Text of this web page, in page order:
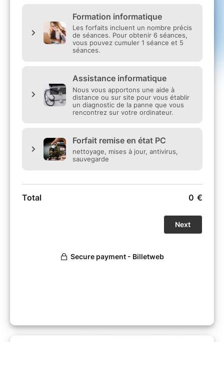
Assistance à distance ou intervention
sur site.
Toute autre panne ou
dysfonctionnement informatique.
carte bancairevia une plateforme de paiement
entièrement sécurisée. Le paiement permet de
confirmer votre demande et de déclencher sa
prise en charge par notre équipe.
dossier est enregistré et traité en priorité. Un
technicien prendra contact avec vous dans les
meilleurs délais afin d'organiser l'intervention
Toutes les informations transmises restent
uniquement pour le traitement de votre
demande, conformément à la réglementation
Nous vous remercions de votre confiance et